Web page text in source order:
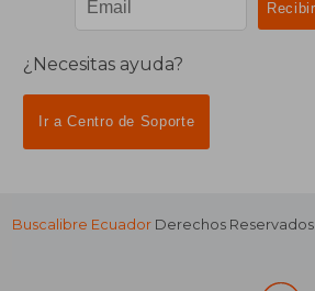
¿Necesitas ayuda?
Ir a Centro de Soporte
Buscalibre Ecuador Derechos Reservados.